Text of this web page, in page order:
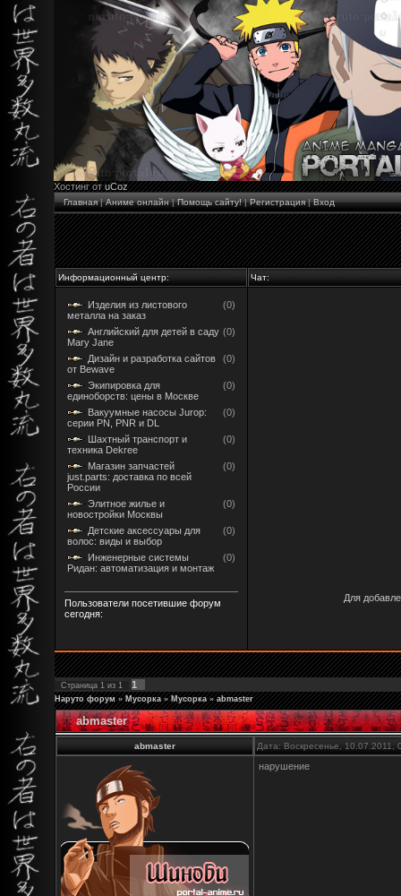
Хостинг отuCoz
Главная|Аниме онлайн|Помощь сайту!|Регистрация|Вход
Информационный центр: Чат:
Изделия из листового
металла на заказ
(0)
Английский для детей в саду
Mary Jane
(0)
Дизайн и разработка сайтов
от Bewave
(0)
Экипировка для
единоборств: цены в Москве
(0)
Вакуумные насосы Jurop:
серии PN, PNR и DL
(0)
Шахтный транспорт и
техника Dekree
(0)
Магазин запчастей
just.parts: доставка по всей
России
(0)
Элитное жилье и
новостройки Москвы
(0)
Детские аксессуары для
волос: виды и выбор
(0)
Инженерные системы
Ридан: автоматизация и монтаж
(0)
Пользователи посетившие форум
сегодня:
Для
Страница 1 из 1 1
Наруто форум » Мусорка » Мусорка » abmaster
abmaster
abmaster Дата: Воскресенье,
нарушение